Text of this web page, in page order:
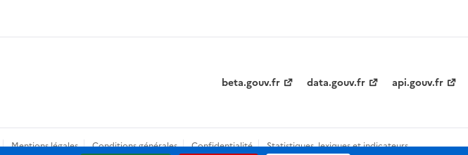
beta.gouv.fr data.gouv.fr api.gouv.fr
Mentions légales Conditions générales Confidentialité Statistiques, lexiques et indicateurs